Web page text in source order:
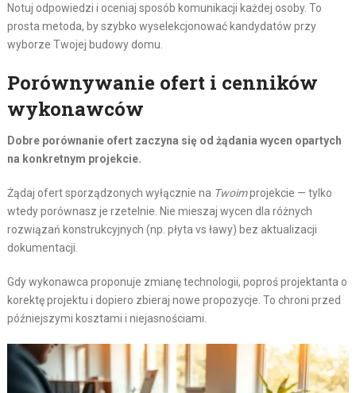
Notuj odpowiedzi i oceniaj sposób komunikacji każdej osoby. To
prosta metoda, by szybko wyselekcjonować kandydatów przy
wyborze Twojej budowy domu.
Porównywanie ofert i cenników
wykonawców
Dobre porównanie ofert zaczyna się od żądania wycen opartych
na konkretnym projekcie.
Żądaj ofert sporządzonych wyłącznie na Twoimprojekcie — tylko
wtedy porównasz je rzetelnie. Nie mieszaj wycen dla różnych
rozwiązań konstrukcyjnych (np. płyta vs ławy) bez aktualizacji
dokumentacji.
Gdy wykonawca proponuje zmianę technologii, poproś projektanta o
korektę projektu i dopiero zbieraj nowe propozycje. To chroni przed
późniejszymi kosztami i niejasnościami.